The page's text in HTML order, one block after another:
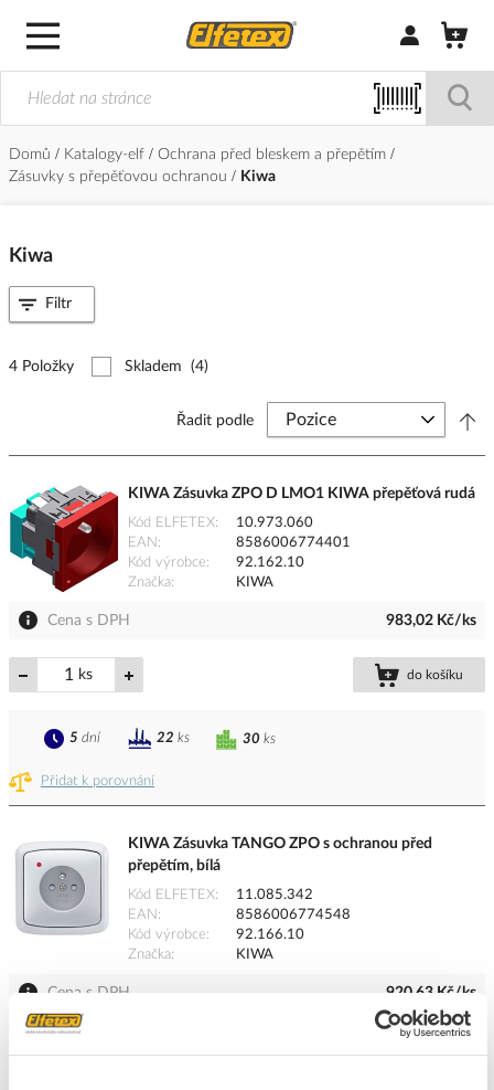
Přihlásit/
Domů Katalogy-elf
Ochrana před bleskem a přepětím
Zásuvky s přepěťovou ochranou
Kiwa
Kiwa
4 Položky Skladem (4)
Řadit podle
KIWA Zásuvka ZPO D LMO1 KIWA přepěťová rudá
Kód ELFETEX
10.973.060
EAN
8586006774401
Kód výrobce
92.162.10
Značka
KIWA
Cena s DPH 983,02 Kč/ks
ks do košíku
Přidat k porovnání
30 ks
5 dní 22 ks
KIWA Zásuvka TANGO ZPO s ochranou před
přepětím, bílá
Kód ELFETEX
11.085.342
EAN
8586006774548
Kód výrobce
92.166.10
Značka
KIWA
Cena s DPH 920,63 Kč/ks
Filtr